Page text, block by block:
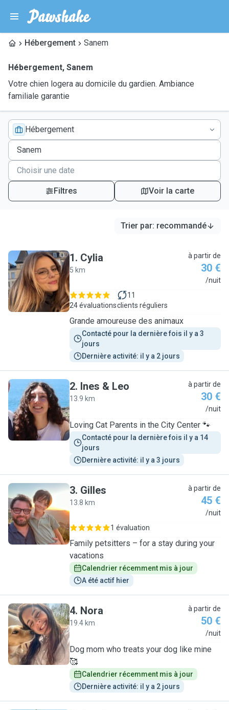
Hébergement Sanem
Hébergement, Sanem
Votre chien logera au domicile du gardien. Ambiance
familiale garantie
Hébergement
Filtres Voir la carte
Trier par: recommandé
C
1. Cylia
5 km
à partir de
30 €
/nuit
24 évaluations
11
clients réguliers
Grande amoureuse des animaux
Contacté pour la dernière fois il y a 3
jours
Dernière activité: il y a 2 jours
I
2. Ines & Leo
13.9 km
à partir de
30 €
/nuit
Loving Cat Parents in the City Center 🐾
Contacté pour la dernière fois il y a 14
jours
Dernière activité: il y a 3 jours
G
3. Gilles
13.8 km
à partir de
45 €
/nuit
1 évaluation
Family petsitters – for a stay during your
vacations
Calendrier récemment mis à jour
A été actif hier
N
4. Nora
19.4 km
à partir de
50 €
/nuit
Dog mom who treats your dog like mine
🥰
Calendrier récemment mis à jour
Dernière activité: il y a 2 jours